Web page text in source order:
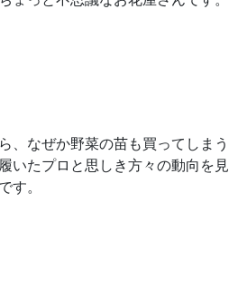
、なぜか野菜の苗も買ってしまう
いたプロと思しき方々の動向を見
す。